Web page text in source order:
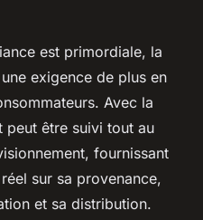
est primordiale, la
exigence de plus en
Avec la
être suivi tout au
fournissant
sur sa provenance,
et sa distribution.